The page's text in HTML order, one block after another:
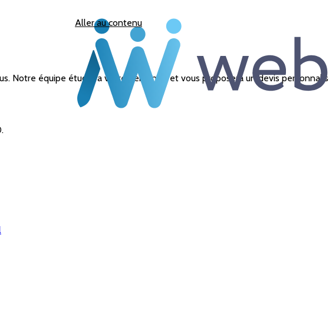
Aller au contenu
Notre équipe étudiera votre demande et vous proposera un devis